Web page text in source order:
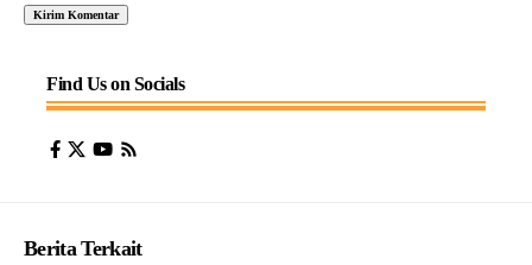
Find Us on Socials
Berita Terkait